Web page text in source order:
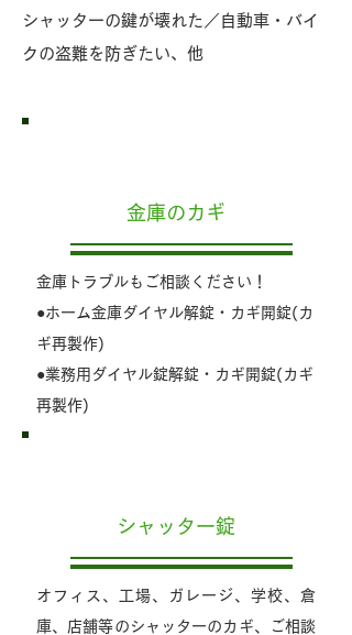
シャッターの鍵が壊れた／自動車・バイ
クの盗難を防ぎたい、他
金庫のカギ
金庫トラブルもご相談ください！
●ホーム金庫ダイヤル解錠・カギ開錠(カ
ギ再製作)
●業務用ダイヤル錠解錠・カギ開錠(カギ
再製作)
シャッター錠
オフィス、工場、ガレージ、学校、倉
庫、店舗等のシャッターのカギ、ご相談